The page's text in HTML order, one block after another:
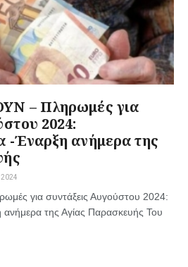
– Πληρωμές για
2024:
-Έναρξη ανήμερα της
2024
για συντάξεις Αυγούστου 2024:
της Αγίας Παρασκευής Του